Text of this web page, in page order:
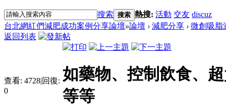
搜索 搜索 熱搜: 活動 交友 discuz
台北網紅們減肥成功案例分享論壇»論壇 › 減肥分享 › 微創吸脂
返回列表
查看: 4728|回復:
0
如藥物、控制飲食、
等等